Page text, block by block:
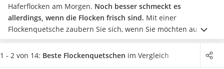
Saug-Wisch-Roboter
Handstaubsauger
Milchaufschäumer
Kondenstrockner
Reiskocher
Haferflocken am Morgen. Noch besser schmeckt es
allerdings, wenn die Flocken frisch sind. Mit einer
Flockenquetsche zaubern Sie sich, wenn Sie möchten auch
per Knopfdruck, schnell ein frisches Frühstück auf den Tisch.
Zudem bleiben bei frisch geflocktem Getreide die Vitamine
1 - 2 von 14: Beste Flockenquetschen im Vergleich